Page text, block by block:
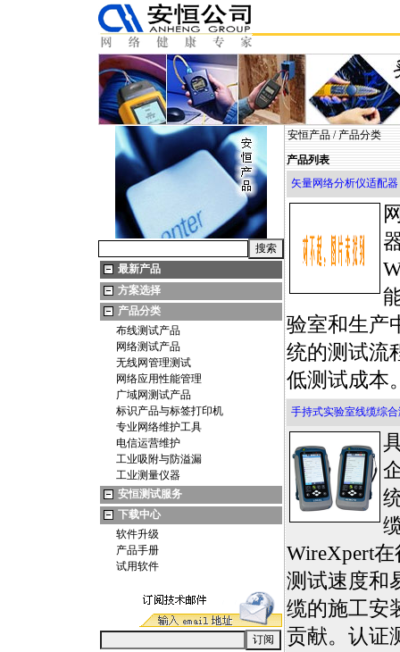
最新产品
方案选择
产品分类
布线测试产品
网络测试产品
无线网管理测试
网络应用性能管理
广域网测试产品
标识产品与标签打印机
专业网络维护工具
电信运营维护
工业吸附与防溢漏
工业测量仪器
安恒测试服务
下载中心
软件升级
产品手册
试用软件
安恒产品 / 产品分类
产品列表
矢量网络分析仪适配器
验室和生产
统的测试流
低测试成本
手持式实验室线缆综
WireXpert
测试速度和
缆的施工安
贡献。认证